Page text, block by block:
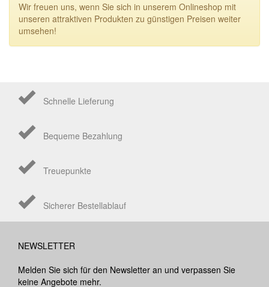
Wir freuen uns, wenn Sie sich in unserem Onlineshop mit
unseren attraktiven Produkten zu günstigen Preisen weiter
umsehen!
Schnelle Lieferung
Bequeme Bezahlung
Treuepunkte
Sicherer Bestellablauf
NEWSLETTER
Melden Sie sich für den Newsletter an und verpassen Sie
keine Angebote mehr.